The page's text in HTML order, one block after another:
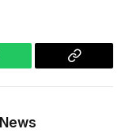
Copy